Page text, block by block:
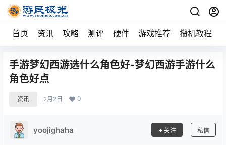
首页 资讯 攻略 测评 硬件 游戏推荐 攒机教程
手游梦幻西游选什么角色好-梦幻西游手游什么
角色好点
资讯 2月2日 0
yoojighaha 关注 私信